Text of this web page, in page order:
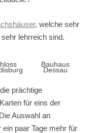
, welche sehr
lehrreich sind.
Bauhaus
Dessau
prächtige
für eins der
Auswahl an
paar Tage mehr für